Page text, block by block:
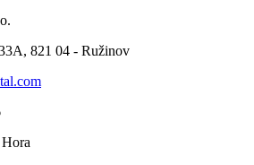
821 04 - Ružinov